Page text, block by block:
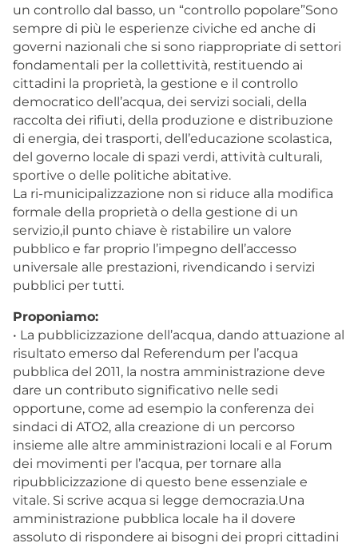
un controllo dal basso, un “controllo popolare”Sono
sempre di più le esperienze civiche ed anche di
governi nazionali che si sono riappropriate di settori
fondamentali per la collettività, restituendo ai
cittadini la proprietà, la gestione e il controllo
democratico dell’acqua, dei servizi sociali, della
raccolta dei rifiuti, della produzione e distribuzione
di energia, dei trasporti, dell’educazione scolastica,
del governo locale di spazi verdi, attività culturali,
sportive o delle politiche abitative.
La ri-municipalizzazione non si riduce alla modifica
formale della proprietà o della gestione di un
servizio,il punto chiave è ristabilire un valore
pubblico e far proprio l’impegno dell’accesso
universale alle prestazioni, rivendicando i servizi
pubblici per tutti.
Proponiamo:
• La pubblicizzazione dell’acqua, dando attuazione al
risultato emerso dal Referendum per l’acqua
pubblica del 2011, la nostra amministrazione deve
dare un contributo significativo nelle sedi
opportune, come ad esempio la conferenza dei
sindaci di ATO2, alla creazione di un percorso
insieme alle altre amministrazioni locali e al Forum
dei movimenti per l’acqua, per tornare alla
ripubblicizzazione di questo bene essenziale e
vitale. Si scrive acqua si legge democrazia.Una
amministrazione pubblica locale ha il dovere
assoluto di rispondere ai bisogni dei propri cittadini